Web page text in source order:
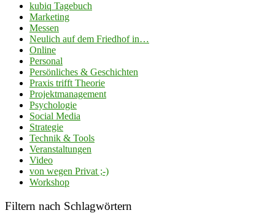
kubiq Tagebuch
Marketing
Messen
Neulich auf dem Friedhof in…
Online
Personal
Persönliches & Geschichten
Praxis trifft Theorie
Projektmanagement
Psychologie
Social Media
Strategie
Technik & Tools
Veranstaltungen
Video
von wegen Privat ;-)
Workshop
Filtern nach Schlagwörtern